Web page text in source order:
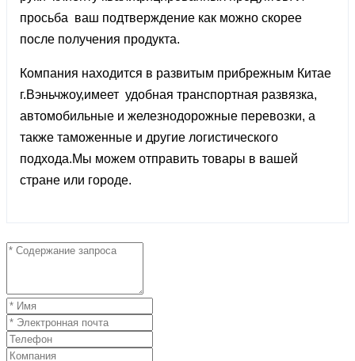
просьба ваш подтверждение как можно скорее
после получения продукта.
Компания находится в развитым прибрежным Китае
г.Вэньчжоу,имеет удобная транспортная развязка,
автомобильные и железнодорожные перевозки, а
также таможенные и другие логистического
подхода.Мы можем отправить товары в вашей
стране или городе.